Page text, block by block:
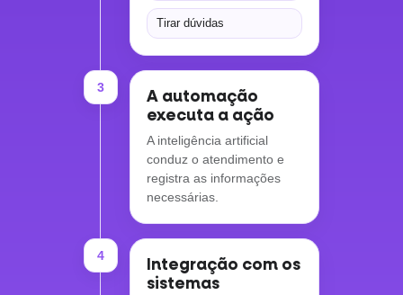
Tirar dúvidas
3
A automação
executa a ação
A inteligência artificial
conduz o atendimento e
registra as informações
necessárias.
4
Integração com os
sistemas